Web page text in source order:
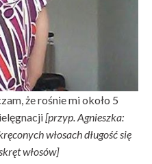
że rośnie mi około 5
[przyp. Agnieszka:
włosach długość się
włosów]